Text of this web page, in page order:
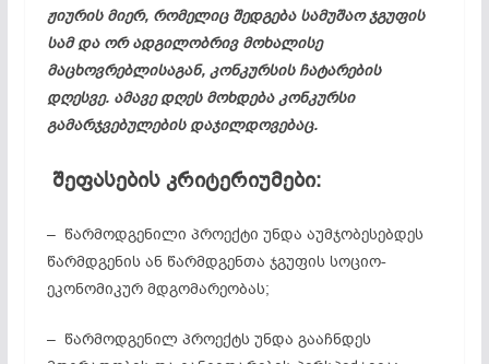
ჟიურის მიერ, რომელიც შედგება სამუშაო ჯგუფის
სამ და ორ ადგილობრივ მოხალისე
მაცხოვრებლისაგან, კონკურსის ჩატარების
დღესვე. ამავე დღეს მოხდება კონკურსი
გამარჯვებულების დაჯილდოვებაც.
შეფასების კრიტერიუმები:
– წარმოდგენილი პროექტი უნდა აუმჯობესებდეს
წარმდგენის ან წარმდგენთა ჯგუფის სოციო-
ეკონომიკურ მდგომარეობას;
– წარმოდგენილ პროექტს უნდა გააჩნდეს